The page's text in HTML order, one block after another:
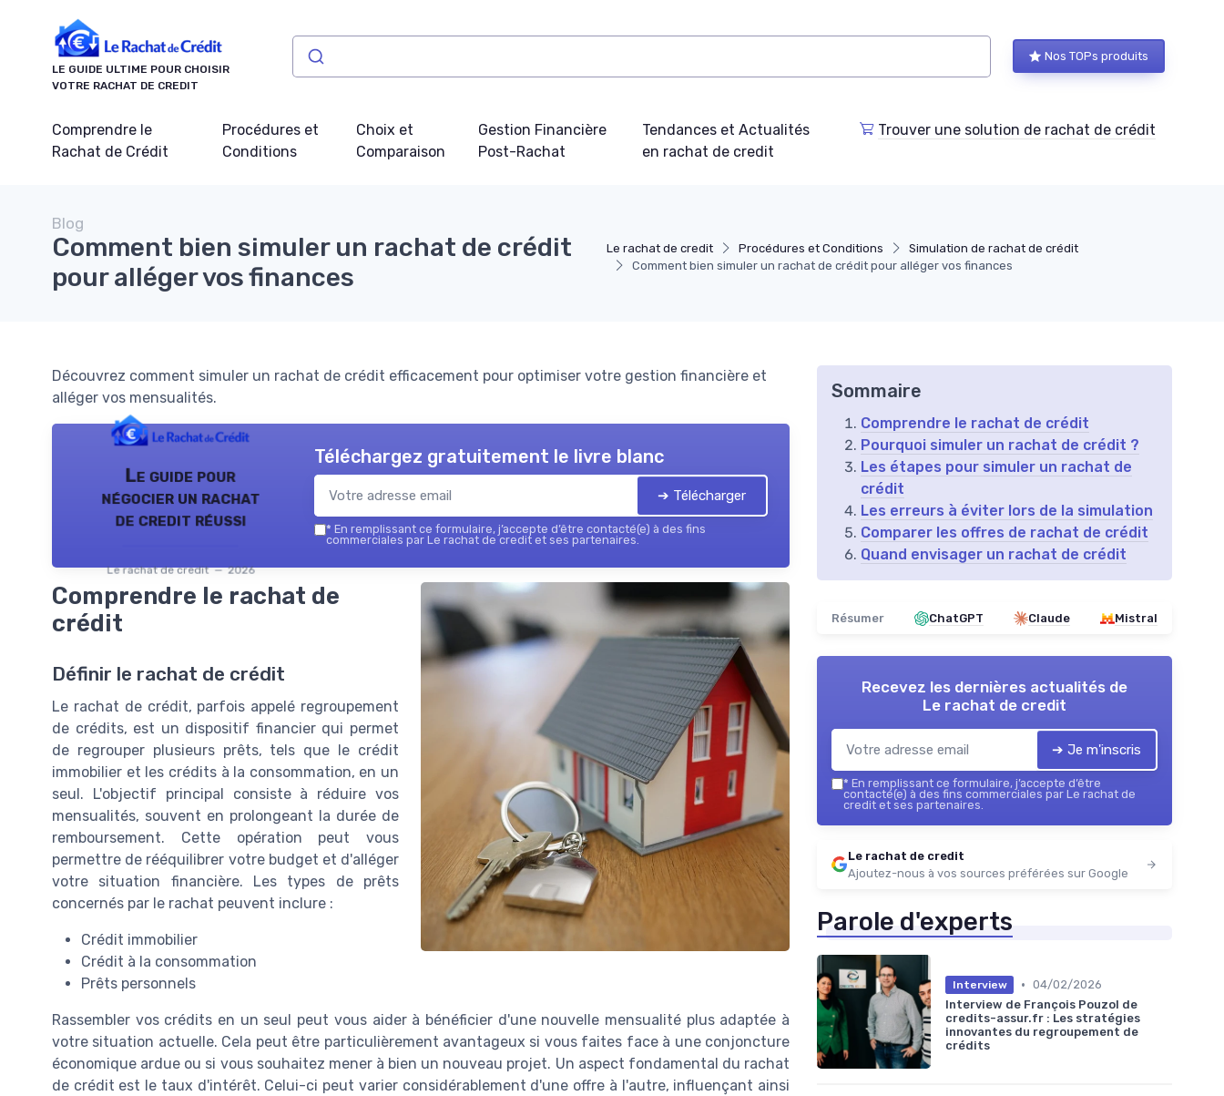
LE GUIDE ULTIME POUR CHOISIR
VOTRE RACHAT DE CREDIT
Nos TOPs produits
Comprendre le
Rachat de Crédit
Procédures et
Conditions
Choix et
Comparaison
Gestion Financière
Post-Rachat
Tendances et Actualités
en rachat de credit
Trouver une solution de rachat de crédit
Le rachat de credit Procédures et Conditions
Simulation de rachat de crédit
Comment bien simuler un rachat de crédit pour alléger vos finances
Blog
Comment bien simuler un rachat de crédit
pour alléger vos finances
Découvrez comment simuler un rachat de crédit efficacement pour optimiser votre gestion financière et
alléger vos mensualités.
Le guide pour
négocier un rachat
de credit réussi
Le rachat de credit — 2026
Téléchargez gratuitement le livre blanc
➔ Télécharger
* En remplissant ce formulaire, j’accepte d’être contacté(e) à des fins
commerciales par Le rachat de credit et ses partenaires.
Comprendre le rachat de
crédit
Définir le rachat de crédit
Le rachat de crédit, parfois appelé regroupement
de crédits, est un dispositif financier qui permet
de regrouper plusieurs prêts, tels que le crédit
immobilier et les crédits à la consommation, en un
seul. L'objectif principal consiste à réduire vos
mensualités, souvent en prolongeant la durée de
remboursement. Cette opération peut vous
permettre de rééquilibrer votre budget et d'alléger
votre situation financière. Les types de prêts
concernés par le rachat peuvent inclure :
Crédit immobilier
Crédit à la consommation
Prêts personnels
Rassembler vos crédits en un seul peut vous aider à bénéficier d'une nouvelle mensualité plus adaptée à
votre situation actuelle. Cela peut être particulièrement avantageux si vous faites face à une conjoncture
économique ardue ou si vous souhaitez mener à bien un nouveau projet. Un aspect fondamental du rachat
de crédit est le taux d'intérêt. Celui-ci peut varier considérablement d'une offre à l'autre, influençant ainsi
Sommaire
Comprendre le rachat de crédit
Pourquoi simuler un rachat de crédit ?
Les étapes pour simuler un rachat de
crédit
Les erreurs à éviter lors de la simulation
Comparer les offres de rachat de crédit
Quand envisager un rachat de crédit
Résumer ChatGPT Claude Mistral
Recevez les dernières actualités de
Le rachat de credit
➔ Je m'inscris
* En remplissant ce formulaire, j’accepte d’être
contacté(e) à des fins commerciales par Le rachat de
credit et ses partenaires.
Le rachat de credit
Ajoutez-nous à vos sources préférées sur Google
Parole d'experts
Interview • 04/02/2026
Interview de François Pouzol de
credits-assur.fr : Les stratégies
innovantes du regroupement de
crédits